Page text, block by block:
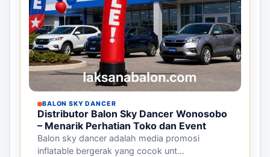
BALON SKY DANCER
Distributor Balon Sky Dancer Wonosobo
– Menarik Perhatian Toko dan Event
Balon sky dancer adalah media promosi
inflatable bergerak yang cocok unt...